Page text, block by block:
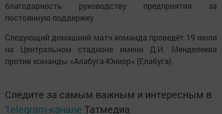
благодарность руководству предприятия за
постоянную поддержку.
Следующий домашний матч команда проведёт 19 июля
на Центральном стадионе имени Д.И. Менделеева
против команды «Алабуга-Юниор» (Елабуга).
Следите за самым важным и интересным в
Telegram-канале Татмедиа